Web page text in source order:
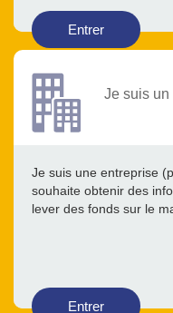
Entrer
Je suis un
Je suis une entreprise
souhaite obtenir des
lever des fonds sur le
Entrer